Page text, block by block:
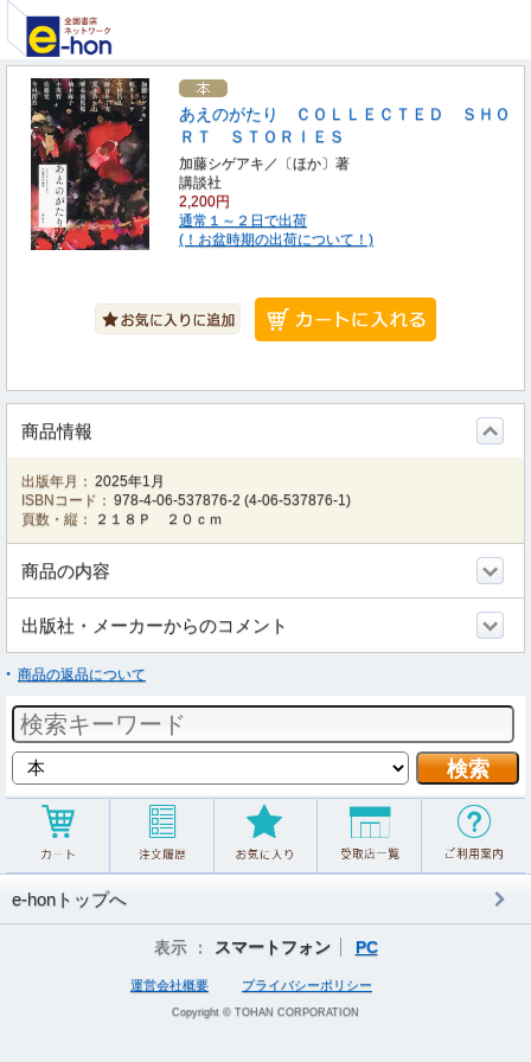
あえのがたり ＣＯＬＬＥＣＴＥＤ ＳＨＯ
ＲＴ ＳＴＯＲＩＥＳ
加藤シゲアキ／〔ほか〕著
講談社
2,200円
通常１～２日で出荷
(！お盆時期の出荷について！)
商品情報
出版年月： 2025年1月
ISBNコード： 978-4-06-537876-2 (4-06-537876-1)
頁数・縦：
２１８Ｐ ２０ｃｍ
商品の内容
出版社・メーカーからのコメント
商品の返品について
e-honトップへ
表示 ： スマートフォン PC
運営会社概要 プライバシーポリシー
Copyright © TOHAN CORPORATION